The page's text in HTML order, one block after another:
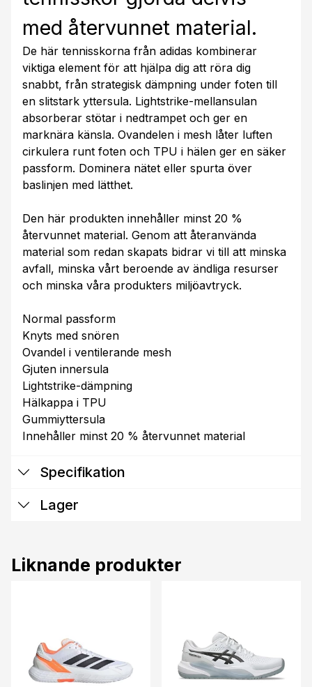
med återvunnet material.
De här tennisskorna från adidas kombinerar
viktiga element för att hjälpa dig att röra dig
snabbt, från strategisk dämpning under foten till
en slitstark yttersula. Lightstrike-mellansulan
absorberar stötar i nedtrampet och ger en
marknära känsla. Ovandelen i mesh låter luften
cirkulera runt foten och TPU i hälen ger en säker
passform. Dominera nätet eller spurta över
baslinjen med lätthet.
Den här produkten innehåller minst 20 %
återvunnet material. Genom att återanvända
material som redan skapats bidrar vi till att minska
avfall, minska vårt beroende av ändliga resurser
och minska våra produkters miljöavtryck.
Normal passform
Knyts med snören
Ovandel i ventilerande mesh
Gjuten innersula
Lightstrike-dämpning
Hälkappa i TPU
Gummiyttersula
Innehåller minst 20 % återvunnet material
Specifikation
Lager
Liknande produkter